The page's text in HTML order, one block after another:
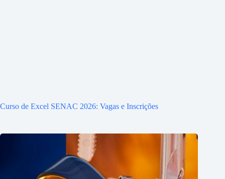
Curso de Excel SENAC 2026: Vagas e Inscrições